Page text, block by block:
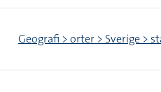
Geografi > orter > Sverige >